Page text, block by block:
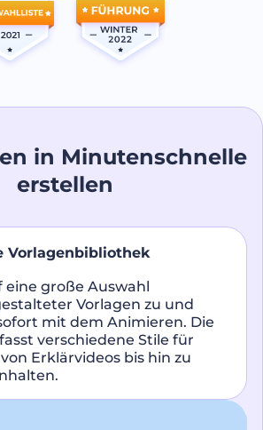
in Minutenschnelle
erstellen
Vorlagenbibliothek
eine große Auswahl
Vorlagen zu und
mit dem Animieren. Die
verschiedene Stile für
Erklärvideos bis hin zu